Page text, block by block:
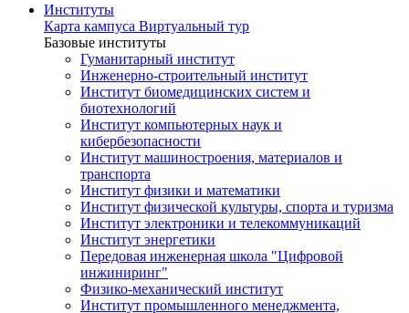
Институты
Карта кампуса Виртуальный тур
Базовые институты
Гуманитарный институт
Инженерно-строительный институт
Институт биомедицинских систем и
биотехнологий
Институт компьютерных наук и
кибербезопасности
Институт машиностроения, материалов и
транспорта
Институт физики и математики
Институт физической культуры, спорта и туризма
Институт электроники и телекоммуникаций
Институт энергетики
Передовая инженерная школа "Цифровой
инжиниринг"
Физико-механический институт
Институт промышленного менеджмента,